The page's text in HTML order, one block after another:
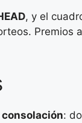
, y el
Premios
: